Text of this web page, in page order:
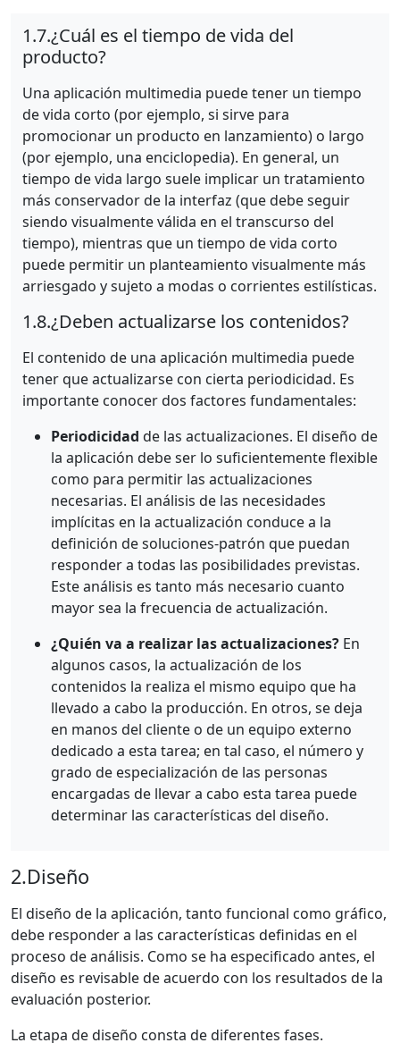
1.7.¿Cuál es el tiempo de vida del
producto?
Una aplicación multimedia puede tener un tiempo
de vida corto (por ejemplo, si sirve para
promocionar un producto en lanzamiento) o largo
(por ejemplo, una enciclopedia). En general, un
tiempo de vida largo suele implicar un tratamiento
más conservador de la interfaz (que debe seguir
siendo visualmente válida en el transcurso del
tiempo), mientras que un tiempo de vida corto
puede permitir un planteamiento visualmente más
arriesgado y sujeto a modas o corrientes estilísticas.
1.8.¿Deben actualizarse los contenidos?
El contenido de una aplicación multimedia puede
tener que actualizarse con cierta periodicidad. Es
importante conocer dos factores fundamentales:
Periodicidad de las actualizaciones. El diseño de
la aplicación debe ser lo suficientemente flexible
como para permitir las actualizaciones
necesarias. El análisis de las necesidades
implícitas en la actualización conduce a la
definición de soluciones-patrón que puedan
responder a todas las posibilidades previstas.
Este análisis es tanto más necesario cuanto
mayor sea la frecuencia de actualización.
¿Quién va a realizar las actualizaciones?En
algunos casos, la actualización de los
contenidos la realiza el mismo equipo que ha
llevado a cabo la producción. En otros, se deja
en manos del cliente o de un equipo externo
dedicado a esta tarea; en tal caso, el número y
grado de especialización de las personas
encargadas de llevar a cabo esta tarea puede
determinar las características del diseño.
2.Diseño
El diseño de la aplicación, tanto funcional como gráfico,
debe responder a las características definidas en el
proceso de análisis. Como se ha especificado antes, el
diseño es revisable de acuerdo con los resultados de la
evaluación posterior.
La etapa de diseño consta de diferentes fases.